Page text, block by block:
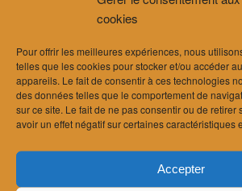
cookies
Pour offrir les meilleures expériences, nous
telles que les cookies pour stocker et/ou accéder
appareils. Le fait de consentir à ces technologies
des données telles que le comportement de
sur ce site. Le fait de ne pas consentir ou de retirer
avoir un effet négatif sur certaines caractéristiques
Accepter